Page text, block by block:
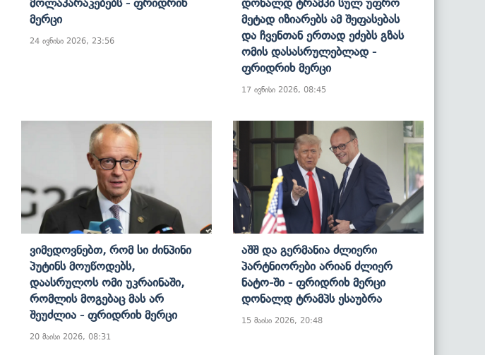
Მერცი
24 ივნისი 2026, 23:56
Მეტად Იზიარებს Ამ Შეფასებას
Და Ჩვენთან Ერთად Ეძებს Გზას
Ომის Დასასრულებლად -
Ფრიდრიხ Მერცი
17 ივნისი 2026, 08:45
Ვიმედოვნებთ, Რომ Სი Ძინპინი
Პუტინს Მოუწოდებს,
Დაასრულოს Ომი Უკრაინაში,
Რომლის Მოგებაც Მას Არ
Შეუძლია - Ფრიდრიხ Მერცი
20 მაისი 2026, 08:31
Აშშ Და Გერმანია Ძლიერი
Პარტნიორები Არიან Ძლიერ
Ნატო-Ში - Ფრიდრიხ Მერცი
Დონალდ Ტრამპს Ესაუბრა
15 მაისი 2026, 20:48